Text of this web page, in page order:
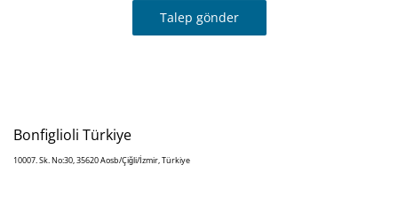
Talep gönder
Bonfiglioli Türkiye
10007. Sk. No:30, 35620 Aosb/Çiğli/İzmir, Türkiye